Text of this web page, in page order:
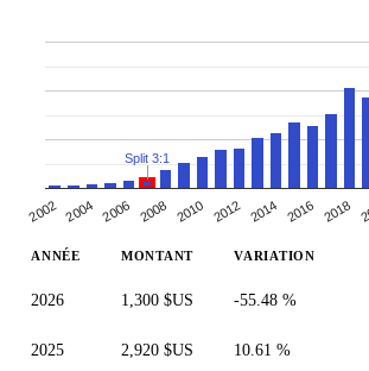
2002 2004 2006 2008 2010 2012 2014 2016 2018
Split 3:1
ANNÉE MONTANT VARIATION
2026 1,300 $US -55.48 %
2025 2,920 $US 10.61 %